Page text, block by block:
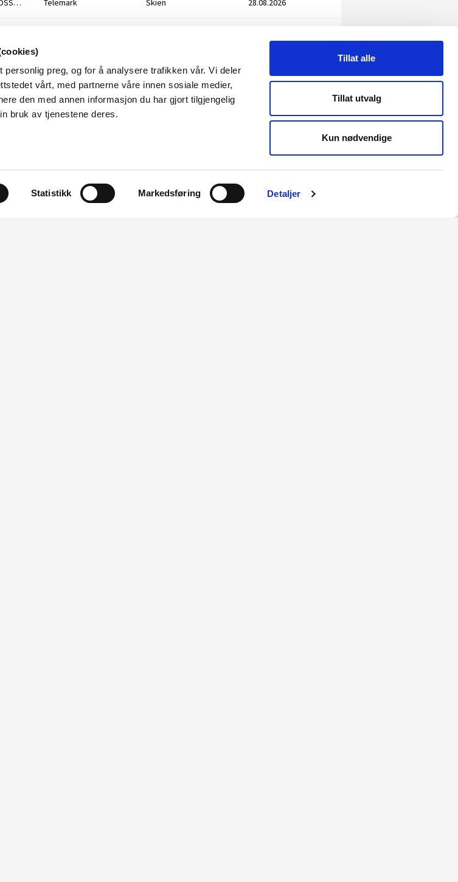
preg, og for å analysere trafikken vår. Vi deler
vårt, med partnerne våre innen sosiale medier,
den med annen informasjon du har gjort tilgjengelig
bruk av tjenestene deres.
Statistikk Markedsføring Detaljer
Tillat alle
Tillat utvalg
Kun nødvendige
LØVENSKIOLD-FOSSUM KRAFT AS Telemark Skien 28.08.2026
Trøndelag Selbu
Vestland Fitjar, Tysnes, Austevoll